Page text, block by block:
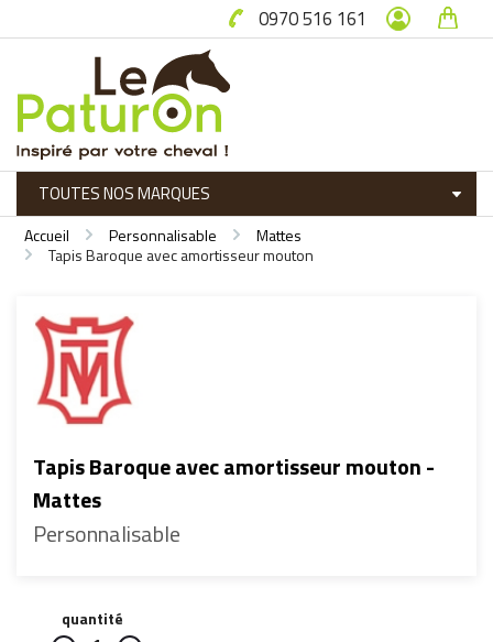
0970 516 161
Accueil Personnalisable
Mattes
Tapis Baroque avec amortisseur mouton
Tapis Baroque avec amortisseur mouton -
Mattes
Personnalisable
quantité